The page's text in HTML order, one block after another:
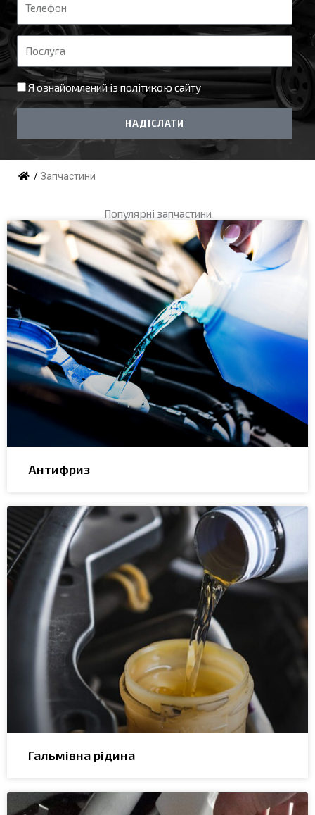
е
л
е
ф
о
о
с
л
г
а
Я ознайомлений ізполітикою сайту
НАДІСЛАТИ
/ Запчастини
Популярні запчастини
Антифриз
Гальмівна рідина